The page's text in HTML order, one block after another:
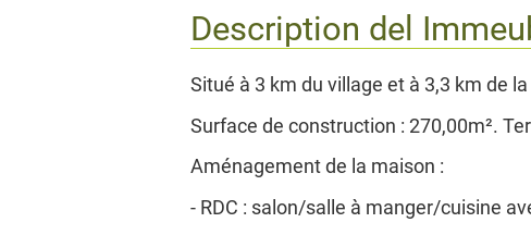
Description del
Situé à 3 km du village et à 3,3 km de
Surface de construction : 270,00m².
Aménagement de la maison :
- RDC : salon/salle à manger/cuisine